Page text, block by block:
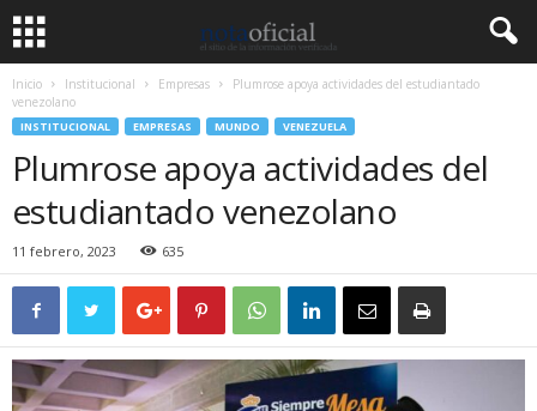
Inicio Institucional Empresas
Plumrose apoya actividades del estudiantado
venezolano
INSTITUCIONAL EMPRESAS MUNDO VENEZUELA
Plumrose apoya actividades del
estudiantado venezolano
11 febrero, 2023 635